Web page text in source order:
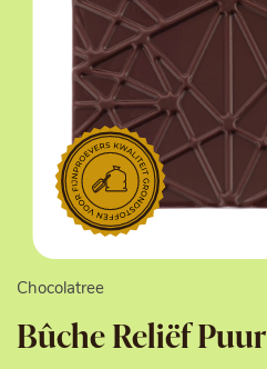
Chocolatree
Bûche Reliëf Puur